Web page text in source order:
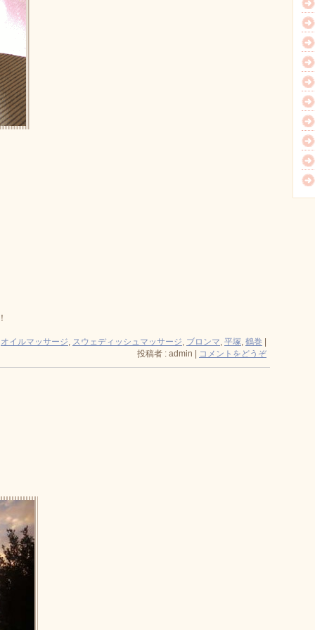
オイルマッサージ, スウェディッシュマッサージ, ブロンマ, 平塚, 鶴巻
投稿者 : admin
コメントをどうぞ